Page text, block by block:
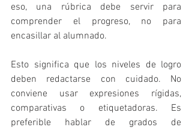
eso, una rúbrica debe servir para
comprender el progreso, no para
encasillar al alumnado.
Esto significa que los niveles de logro
deben redactarse con cuidado. No
conviene usar expresiones rígidas,
comparativas o etiquetadoras. Es
preferible hablar de grados de